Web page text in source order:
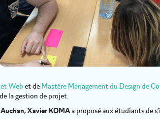
Webet de Mastère Management du Design de
la gestion de projet.
Auchan,Xavier KOMAa proposé aux étudiants de